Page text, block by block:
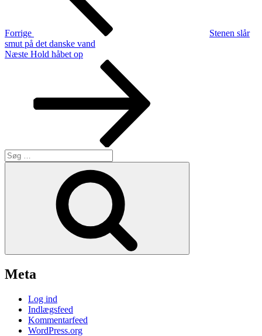
Forrige
Stenen slår
smut på det danske vand
Næste
Næste Hold håbet op
Søg
efter:
Meta
Log ind
Indlægsfeed
Kommentarfeed
WordPress.org